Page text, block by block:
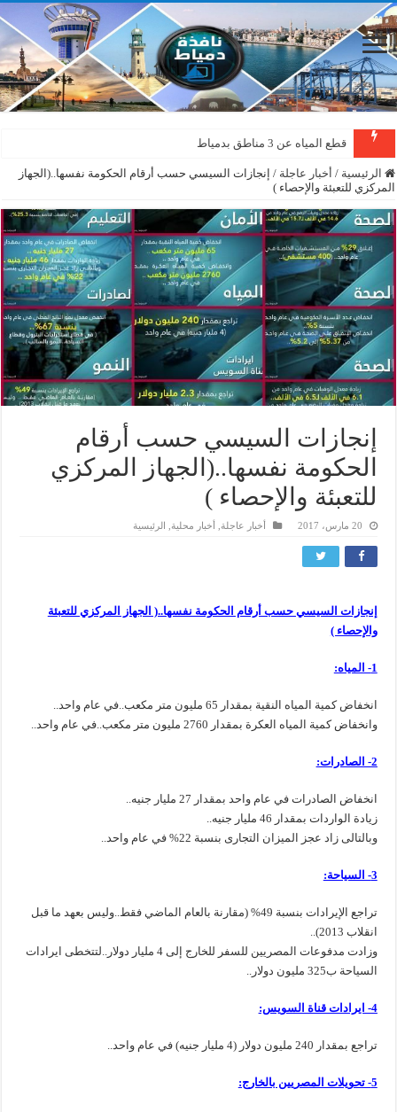
قطع المياه عن 3 مناطق بدمياط
دمياط : سقوط شجرة على الأسلاك الكهربائية بمنطقة المطرى
الرئيسية / أخبار عاجلة / ‏إنجازات السيسي حسب أرقام الحكومة نفسها..(الجهاز
المركزي للتعبئة والإحصاء )
‏إنجازات السيسي حسب أرقام
الحكومة نفسها..(الجهاز المركزي
للتعبئة والإحصاء )
20 مارس، 2017 أخبار عاجلة أخبار محلية الرئيسية
إنجازات السيسي حسب أرقام الحكومة نفسها..( الجهاز المركزي للتعبئة
والإحصاء )
1- المياه:
انخفاض كمية المياه النقية بمقدار 65 مليون متر مكعب..في عام واحد..
وانخفاض كمية المياه العكرة بمقدار 2760 مليون متر مكعب..في عام واحد..
2- الصادرات:
انخفاض الصادرات في عام واحد بمقدار 27 مليار جنيه..
زيادة الواردات بمقدار 46 مليار جنيه..
وبالتالى زاد عجز الميزان التجارى بنسبة 22% في عام واحد..
3- السياحة:
تراجع الإيرادات بنسبة 49% (مقارنة بالعام الماضي فقط..وليس بعهد ما قبل
انقلاب 2013)..
وزادت مدفوعات المصريين للسفر للخارج إلى 4 مليار دولار..لتتخطى ايرادات
السياحة ب325 مليون دولار..
4- ايرادات قناة السويس:
تراجع بمقدار 240 مليون دولار (4 مليار جنيه) في عام واحد..
5- تحويلات المصريين بالخارج: